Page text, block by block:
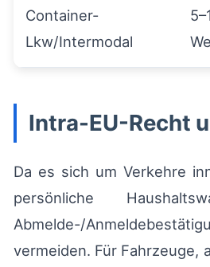
Container-
Lkw/Intermodal
Intra-EU-Recht
Da es sich um Verkehre
persönliche
Abmelde-/
vermeiden. Für Fahrzeuge,